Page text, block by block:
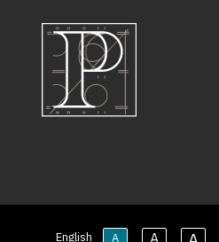
English A